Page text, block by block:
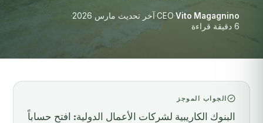
Vito Magagnino
·
CEO
·آخر تحديث مارس 2026
·
6 دقيقة قراءة
الجواب الموجز
البنوك الكاريبية لشركات الأعمال الدولية: افتح حساباً